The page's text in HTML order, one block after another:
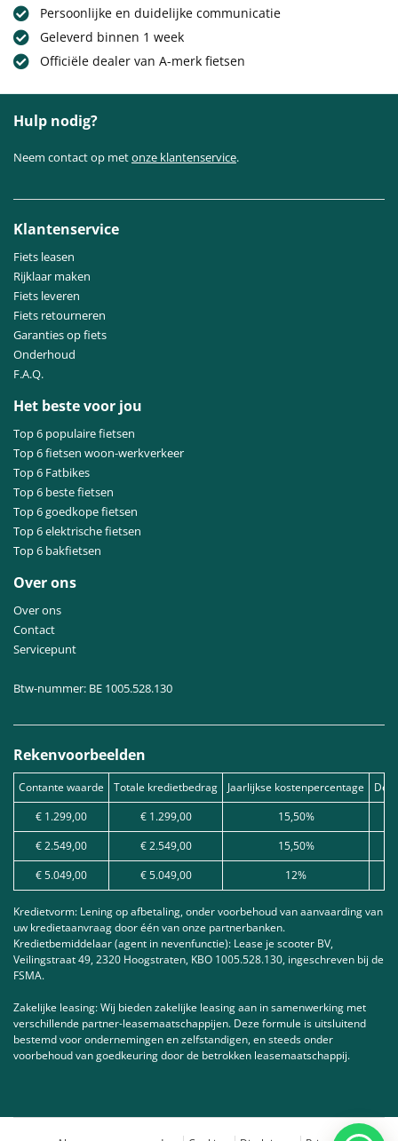
Persoonlijke en duidelijke communicatie
Geleverd binnen 1 week
Officiële dealer van A-merk fietsen
Hulp nodig?
Neem contact op metonze klantenservice.
Klantenservice
Fiets leasen
Rijklaar maken
Fiets leveren
Fiets retourneren
Garanties op fiets
Onderhoud
F.A.Q.
Het beste voor jou
Top 6 populaire fietsen
Top 6 fietsen woon-werkverkeer
Top 6 Fatbikes
Top 6 beste fietsen
Top 6 goedkope fietsen
Top 6 elektrische fietsen
Top 6 bakfietsen
Over ons
Over ons
Contact
Servicepunt
Btw-nummer: BE 1005.528.130
Rekenvoorbeelden
Contante waarde Totale kredietbedrag Jaarlijkse kostenpercentage
€ 1.299,00
€ 1.299,00
15,50%
€ 2.549,00
€ 2.549,00
15,50%
€ 5.049,00
€ 5.049,00 12%
Kredietvorm: Lening op afbetaling, onder voorbehoud van aanvaarding van
uw kredietaanvraag door één van onze partnerbanken.
Kredietbemiddelaar (agent in nevenfunctie): Lease je scooter BV,
Veilingstraat 49, 2320 Hoogstraten, KBO 1005.528.130, ingeschreven bij de
FSMA.
Zakelijke leasing: Wij bieden zakelijke leasing aan in samenwerking met
verschillende partner-leasemaatschappijen. Deze formule is uitsluitend
bestemd voor ondernemingen en zelfstandigen, en steeds onder
voorbehoud van goedkeuring door de betrokken leasemaatschappij.